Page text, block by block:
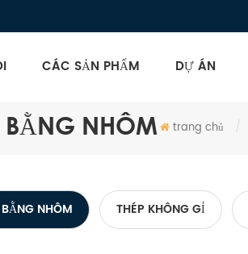
CÁC SẢN PHẨM DỰ ÁN
NHÔM trang chủ /
NHÔM THÉP KHÔNG GỈ